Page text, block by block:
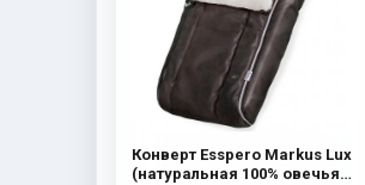
Конверт Esspero Markus Lux
(натуральная 100% овечья